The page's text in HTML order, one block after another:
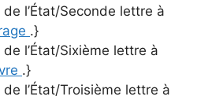
l’État/Seconde lettre à
.}
l’État/Sixième lettre à
.}
l’État/Troisième lettre à